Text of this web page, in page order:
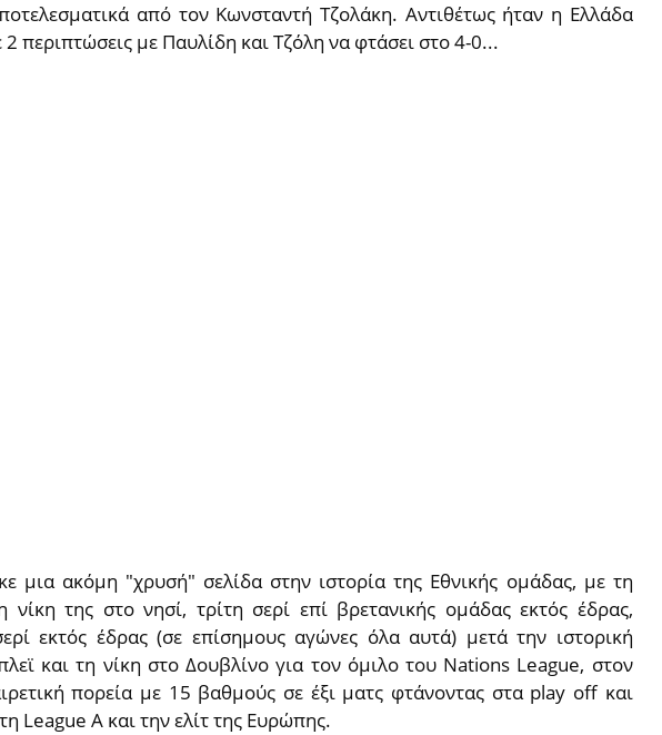
από τον Κωνσταντή Τζολάκη. Αντιθέτως ήταν η Ελλάδα
περιπτώσεις με Παυλίδη και Τζόλη να φτάσει στο 4-0...
μια ακόμη "χρυσή" σελίδα στην ιστορία της Εθνικής ομάδας, με τη
νίκη της στο νησί, τρίτη σερί επί βρετανικής ομάδας εκτός έδρας,
εκτός έδρας (σε επίσημους αγώνες όλα αυτά) μετά την ιστορική
και τη νίκη στο Δουβλίνο για τον όμιλο του Nations League, στον
πορεία με 15 βαθμούς σε έξι ματς φτάνοντας στα play off και
League A και την ελίτ της Ευρώπης.